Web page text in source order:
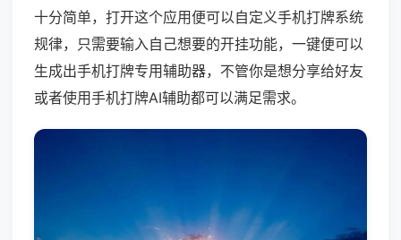
十分简单，打开这个应用便可以自定义手机打牌系统
规律，只需要输入自己想要的开挂功能，一键便可以
生成出手机打牌专用辅助器，不管你是想分享给好友
或者使用手机打牌AI辅助都可以满足需求。